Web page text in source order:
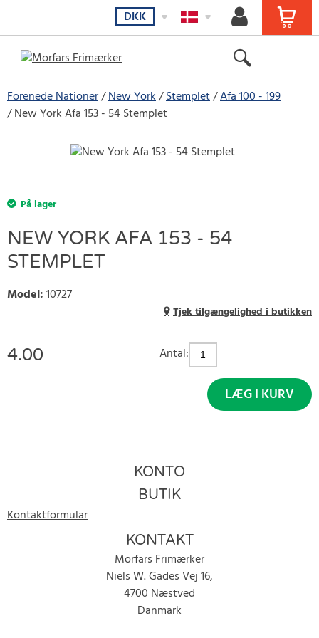
DKK
Forenede Nationer New York Stemplet Afa 100 - 199
New York Afa 153 - 54 Stemplet
På lager
NEW YORK AFA 153 - 54
STEMPLET
Model:10727
Tjek tilgængelighed i butikken
4.00 Antal:
LÆG I KURV
KONTO
BUTIK
Kontaktformular
KONTAKT
Morfars Frimærker
Niels W. Gades Vej 16,
4700 Næstved
Danmark